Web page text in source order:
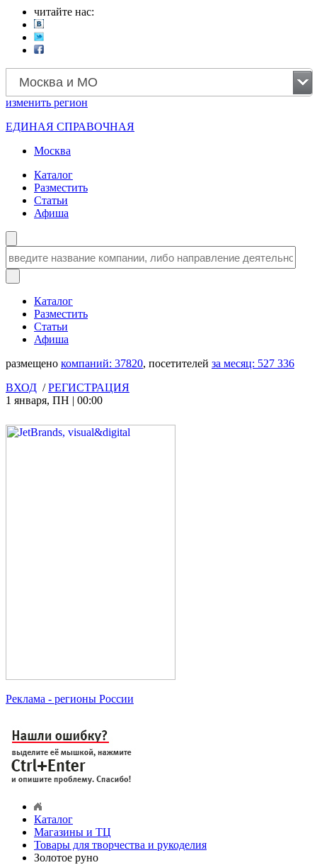
читайте нас:
Москва и МО
изменить регион
ЕДИНАЯ СПРАВОЧНАЯ
Москва
Каталог
Разместить
Статьи
Афиша
Каталог
Разместить
Статьи
Афиша
размещено компаний: 37820, посетителей за месяц: 527 336
ВХОД /РЕГИСТРАЦИЯ
1 января, ПН | 00:00
Реклама - регионы России
Каталог
Магазины и ТЦ
Товары для творчества и рукоделия
Золотое руно